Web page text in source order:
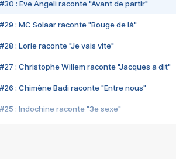
#30 : Eve Angeli raconte "Avant de partir"
#29 : MC Solaar raconte "Bouge de là"
#28 : Lorie raconte "Je vais vite"
#27 : Christophe Willem raconte "Jacques a dit"
#26 : Chimène Badi raconte "Entre nous"
#25 : Indochine raconte "3e sexe"